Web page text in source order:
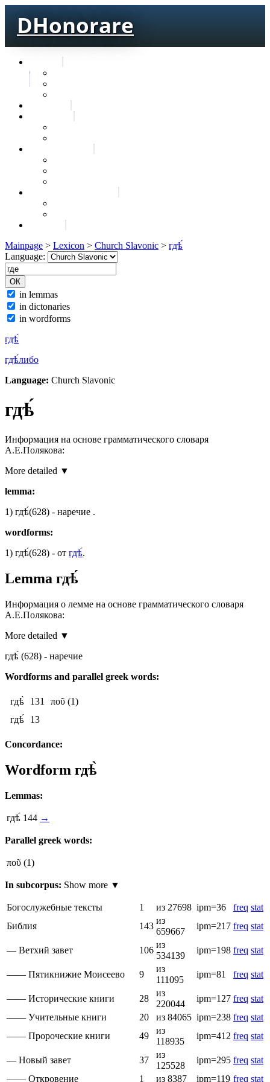
DHonorare
Mainpage > Lexicon > Church Slavonic > гдѣ́
Language:
in lemmas
in dictonaries
in wordforms
гдѣ́
гдѣ́либо
Language: Church Slavonic
гдѣ́
Информация на основе грамматического словаря
А.Е.Полякова:
More detailed ▼
lemma:
1) гдѣ́(628) - наречие .
wordforms:
1) гдѣ́(628) - от гдѣ́.
Lemma гдѣ́
Информация о лемме на основе грамматического словаря
А.Е.Полякова:
More detailed ▼
гдѣ́ (628) - наречие
Wordforms and parallel greek words:
гдѣ̀ 131 ποῦ (1)
гдѣ́
13
Concordance:
Wordform гдѣ̀
Lemmas:
гдѣ́ 144 →
Parallel greek words:
ποῦ (1)
In subcorpus: Show more ▼
Богослужебные тексты 1 из 27698 ipm=36 freq stat
Библия
143
из
659667
ipm=217 freq stat
— Ветхий завет 106
из
534139
ipm=198 freq stat
—— Пятикнижие Моисеево 9
из
111095
ipm=81 freq stat
—— Исторические книги 28
из
220044
ipm=127 freq stat
—— Учительные книги
20 из 84065 ipm=238 freq stat
—— Пророческие книги
49
из
118935
ipm=412 freq stat
— Новый завет 37
из
125528
ipm=295 freq stat
—— Откровение
1 из 8387 ipm=119 freq stat